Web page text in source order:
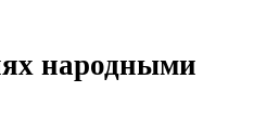
народными